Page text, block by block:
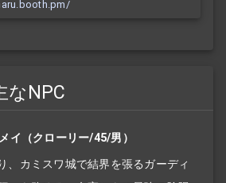
なNPC
イ（クローリー/45/男）
、カミスワ城で結界を張るガーディ